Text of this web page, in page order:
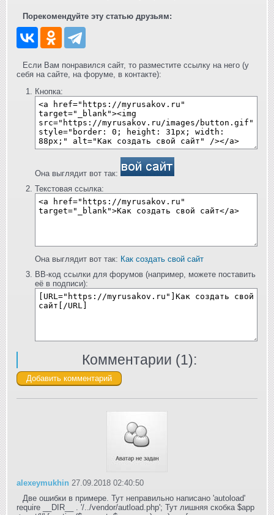
Порекомендуйте эту статью друзьям:
Если Вам понравился сайт, то разместите ссылку на него (у
себя на сайте, на форуме, в контакте):
Кнопка:
Она выглядит вот так:
Текстовая ссылка:
Она выглядит вот так: Как создать свой сайт
BB-код ссылки для форумов (например, можете поставить
её в подписи):
Комментарии (1):
alexeymukhin 27.09.2018 02:40:50
Две ошибки в примере. Тут неправильно написано 'autoload'
require __DIR__ . '/../vendor/autload.php'; Тут лишняя скобка $app